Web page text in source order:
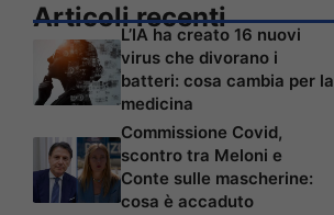
Articoli recenti
L’IA ha creato 16 nuovi
virus che divorano i
batteri: cosa cambia per la
medicina
Commissione Covid,
scontro tra Meloni e
Conte sulle mascherine:
cosa è accaduto